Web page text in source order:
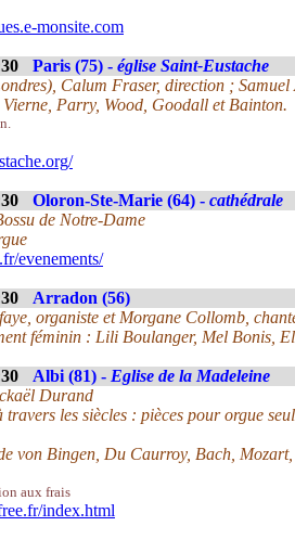
monsite.com
Paris (75) - église Saint-Eustache
Calum Fraser, direction ;
Parry, Wood, Goodall et Bainton.
Oloron-Ste-Marie (64) - cathédrale
de Notre-Dame
evenements/
Arradon (56)
organiste et Morgane Collomb,
féminin : Lili Boulanger, Mel Bonis,
Albi (81) - Eglise de la Madeleine
Durand
travers les siècles : pièces pour orgue
von Bingen, Du Caurroy, Bach, Mozart,
aux frais
index.html